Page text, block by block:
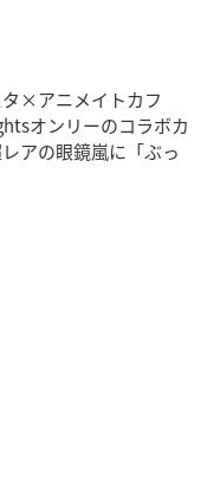
タ×アニメイトカフ
オンリーのコラボカ
アの眼鏡嵐に「ぶっ